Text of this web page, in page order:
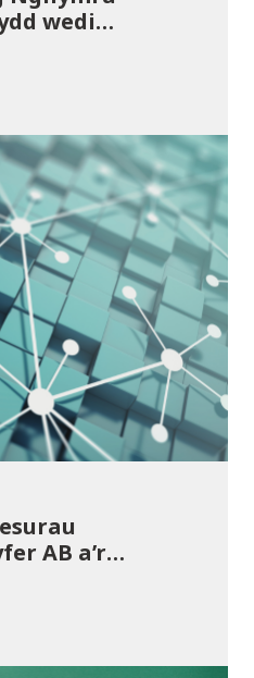
wedi
arfer
deillio
AB a’r
drosglwyddo
2023/24